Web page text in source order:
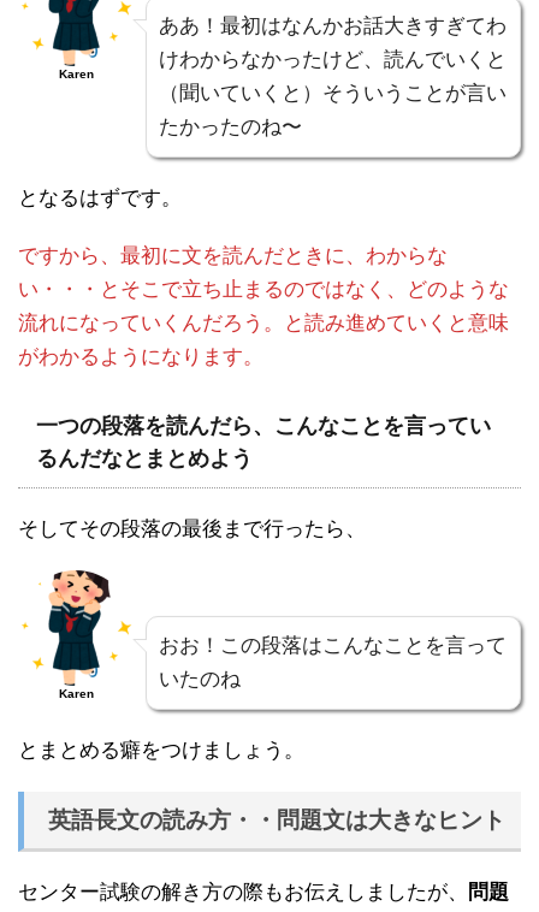
Karen
ああ！最初はなんかお話大きすぎてわ
けわからなかったけど、読んでいくと
（聞いていくと）そういうことが言い
たかったのね〜
となるはずです。
ですから、最初に文を読んだときに、わからな
い・・・とそこで立ち止まるのではなく、どのような
流れになっていくんだろう。と読み進めていくと意味
がわかるようになります。
一つの段落を読んだら、こんなことを言ってい
るんだなとまとめよう
そしてその段落の最後まで行ったら、
Karen
おお！この段落はこんなことを言って
いたのね
とまとめる癖をつけましょう。
英語長文の読み方・・問題文は大きなヒント
センター試験の解き方の際もお伝えしましたが、
問題